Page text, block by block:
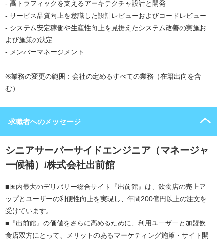
- 高トラフィックを支えるアーキテクチャ設計と開発
- サービス品質向上を意識した設計レビューおよびコードレビュー
- システム安定稼働や生産性向上を見据えたシステム改善の実施お
よび施策の決定
- メンバーマネージメント
※業務の変更の範囲：会社の定めるすべての業務（在籍出向を含
む）
求職者へのメッセージ
シニアサーバーサイドエンジニア（マネージャ
ー候補）/株式会社出前館
■国内最大のデリバリー総合サイト『出前館』は、飲食店の売上ア
ップとユーザーの利便性向上を実現し、年間200億円以上の注文を
受けています。
■『出前館』の価値をさらに高めるために、利用ユーザーと加盟飲
食店双方にとって、メリットのあるマーケティング施策・サイト開